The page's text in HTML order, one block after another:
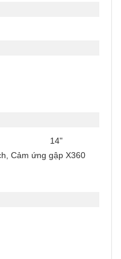
14"
Cảm ứng gập X360